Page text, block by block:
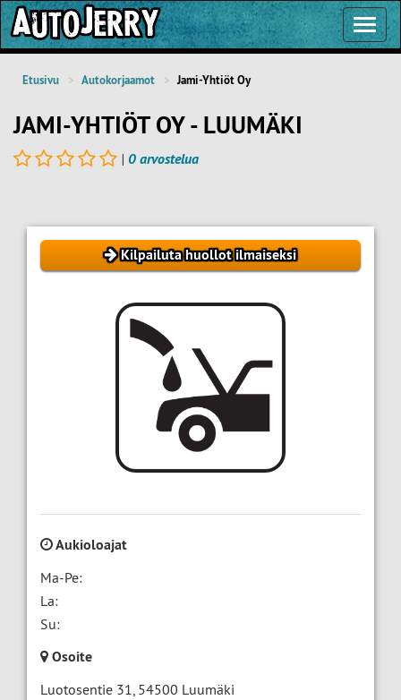
Etusivu Autokorjaamot Jami-Yhtiöt Oy
JAMI-YHTIÖT OY - LUUMÄKI
| 0 arvostelua
Kilpailuta huollot ilmaiseksi
Aukioloajat
Ma-Pe:
La:
Su:
Osoite
Luotosentie 31, 54500 Luumäki